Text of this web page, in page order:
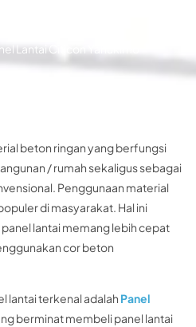
Lantai Citicon Yahukimo
beton ringan yang berfungsi
/ rumah sekaligus sebagai
Penggunaan material
di masyarakat. Hal ini
lantai memang lebih cepat
cor beton
lantai terkenal adalah Panel
berminat membeli panel lantai